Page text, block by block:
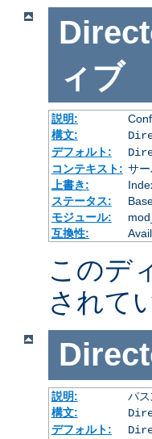
ィブ
説明:
構文:
デフォルト:
コンテキスト: サ
上書き:
ステータス:
モジュール:
互換性:
このデ
されて
説明:
パ
構文:
デフォルト: